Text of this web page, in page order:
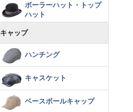
ボーラーハット・トップ
ハット
キャップ
ハンチング
キャスケット
ベースボールキャップ